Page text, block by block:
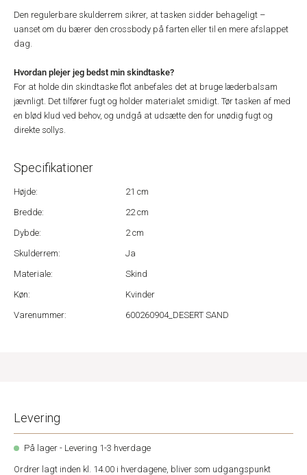
Den regulerbare skulderrem sikrer, at tasken sidder behageligt –
uanset om du bærer den crossbody på farten eller til en mere afslappet
dag.
Hvordan plejer jeg bedst min skindtaske?
For at holde din skindtaske flot anbefales det at bruge læderbalsam
jævnligt. Det tilfører fugt og holder materialet smidigt. Tør tasken af med
en blød klud ved behov, og undgå at udsætte den for unødig fugt og
direkte sollys.
Specifikationer
Højde:
21 cm
Bredde:
22 cm
Dybde:
2 cm
Skulderrem:
Ja
Materiale:
Skind
Køn:
Kvinder
Varenummer:
600260904_DESERT SAND
Levering
På lager - Levering 1-3 hverdage
Ordrer lagt inden kl. 14.00 i hverdagene, bliver som udgangspunkt